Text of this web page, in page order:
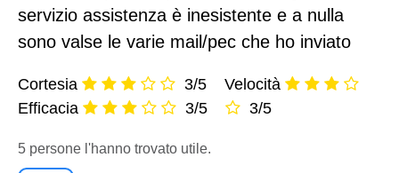
servizio assistenza è inesistente e a nulla
sono valse le varie mail/pec che ho inviato
Cortesia
3/5
Efficacia
3/5
Velocità
3/5
5 persone l'hanno trovato utile.